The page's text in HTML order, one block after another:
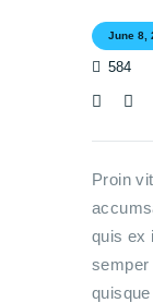
June 8,
584
Proin
quis ex
semper